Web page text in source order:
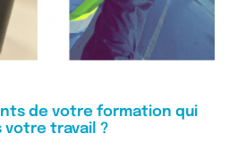
de votre formation qui
votre travail ?